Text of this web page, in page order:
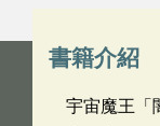
書籍介紹
宇宙魔王「